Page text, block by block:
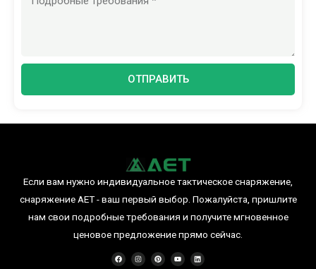
ОТПРАВИТЬ
Если вам нужно индивидуальное тактическое снаряжение,
снаряжение AET - ваш первый выбор. Пожалуйста, пришлите
нам свои подробные требования и получите мгновенное
ценовое предложение прямо сейчас.
F
a
c
I
n
s
P
i
n
Y
o
u
L
i
n